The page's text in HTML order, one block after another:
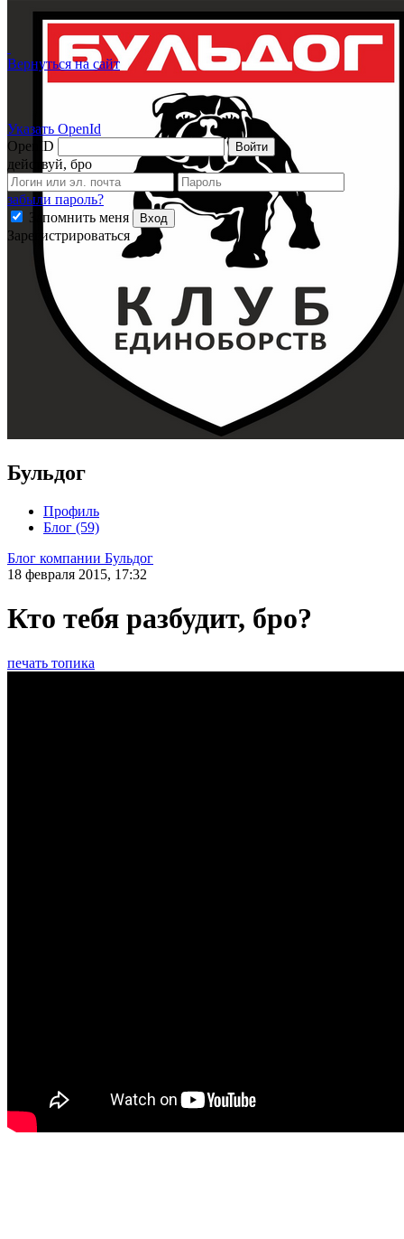
Вернуться на сайт
Указать OpenId
OpenID
Войти
действуй, бро
забыли пароль?
Запомнить меня
Вход
Зарегистрироваться
Бульдог
Профиль
Блог (59)
Блог компании Бульдог
18 февраля 2015, 17:32
Кто тебя разбудит, бро?
печать топика